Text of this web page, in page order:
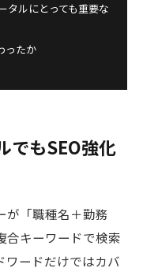
タルにとっても重要な
ったか
でもSEO強化
が「職種名＋勤務
合キーワードで検索
ワードだけではカバ